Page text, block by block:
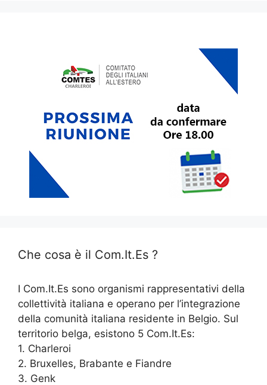
Che cosa è il Com.It.Es ?
I Com.It.Es sono organismi rappresentativi della
collettività italiana e operano per l’integrazione
della comunità italiana residente in Belgio. Sul
territorio belga, esistono 5 Com.It.Es:
1. Charleroi
2. Bruxelles, Brabante e Fiandre
3. Genk